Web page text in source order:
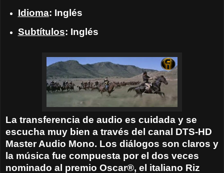
Idioma: Inglés
Subtítulos: Inglés
La transferencia de audio es cuidada y se
escucha muy bien a través del canal DTS-HD
Master Audio Mono. Los diálogos son claros y
la música fue compuesta por el dos veces
nominado al premio Oscar®, el italiano Riz